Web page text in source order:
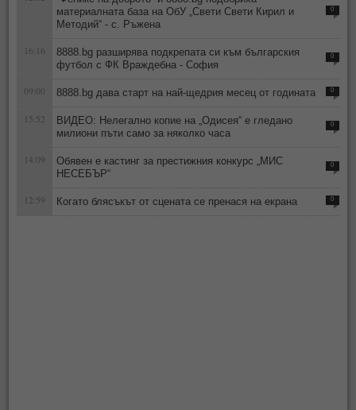
материалната база на ОбУ „Свети Свети Кирил и
Методий“ - с. Ръжена
0
16:16
8888.bg разширява подкрепата си към българския
футбол с ФК Враждебна - София
0
09:00 8888.bg дава старт на най-щедрия месец от годината 0
15:52
ВИДЕО: Нелегално копие на „Одисея“ е гледано
милиони пъти само за няколко часа
0
14:09
Обявен е кастинг за престижния конкурс „МИС
НЕСЕБЪР“
0
12:59 Когато блясъкът от сцената се пренася на екрана 0